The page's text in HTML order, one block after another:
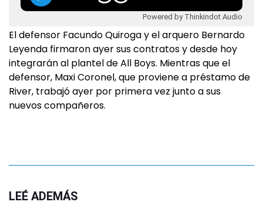
Powered by Thinkindot Audio
El defensor Facundo Quiroga y el arquero Bernardo
Leyenda firmaron ayer sus contratos y desde hoy
integrarán al plantel de All Boys. Mientras que el
defensor, Maxi Coronel, que proviene a préstamo de
River, trabajó ayer por primera vez junto a sus
nuevos compañeros.
LEÉ ADEMÁS